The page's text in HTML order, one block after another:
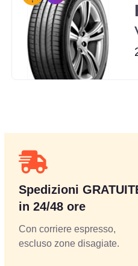
Spedizioni
in 24/48 ore
Con corriere espresso,
escluso zone disagiate.